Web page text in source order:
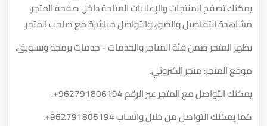
يمكنك تصفح المنتجات والإعلانات المتاحة داخل صفحة المتجر،
مشاهدة التفاصيل والصور، والتواصل مباشرة مع صاحب المتجر.
يظهر المتجر ضمن فئة المتاجر والخدمات - خدمات برمجة وتسويق.
موقع المتجر: متجر الكتروني.
يمكنك التواصل مع المتجر عبر الرقم+962791806194
.
كما يمكنك التواصل من خلال واتساب+962791806194
.